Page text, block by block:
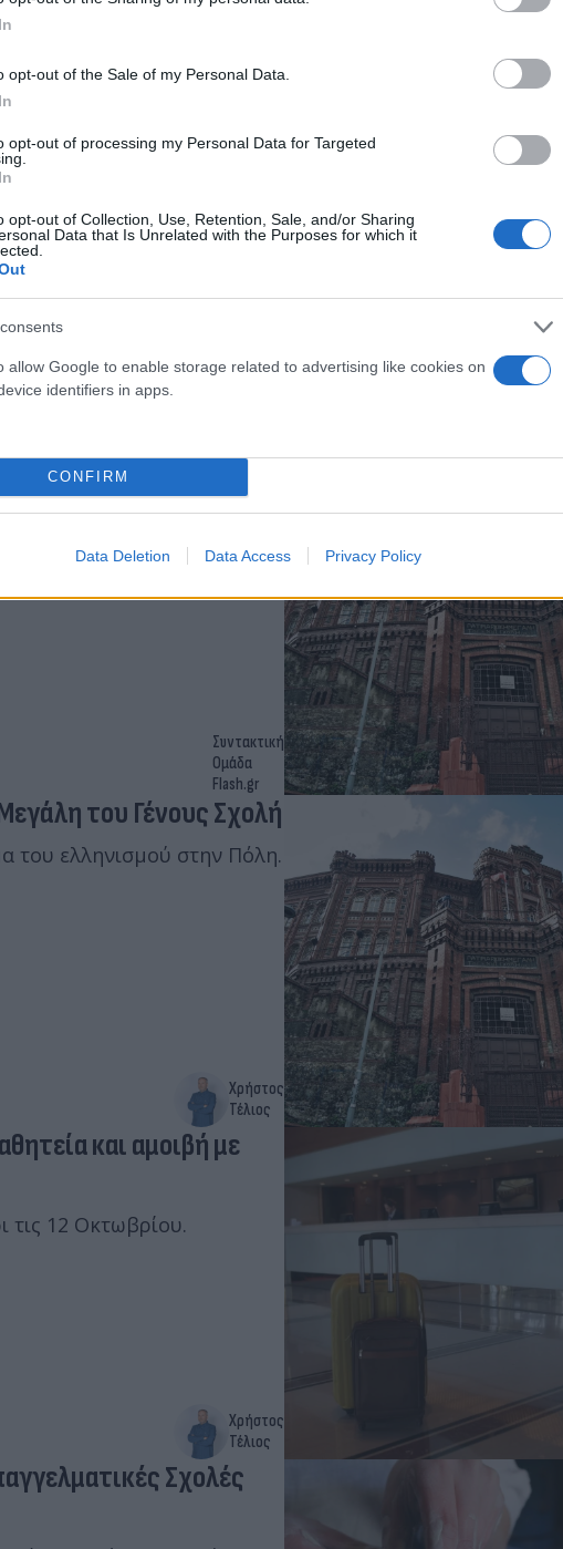
opt-out of the Sale of my Personal Data.
opt-out of processing my Personal Data for Targeted
opt-out of Collection, Use, Retention, Sale, and/or Sharing
Data that Is Unrelated with the Purposes for which it
allow Google to enable storage related to advertising like cookies on
identifiers in apps.
CONFIRM
Data Deletion Data Access Privacy Policy
στις Αστυνομικές
διατάγματος.
Flash.gr
επιτρέπει να
μεταξύ
Συντακτική
Ομάδα
Flash.gr
του Γένους Σχολή
του ελληνισμού στην Πόλη.
Χρήστος
Τέλιος
και αμοιβή με
τις 12 Οκτωβρίου.
Χρήστος
Τέλιος
Σχολές